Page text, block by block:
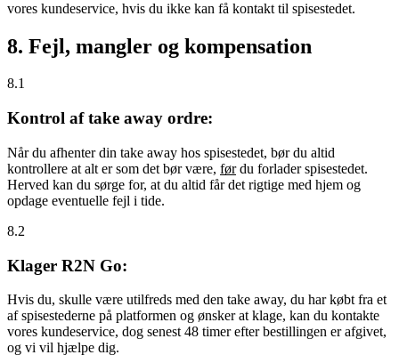
vores kundeservice, hvis du ikke kan få kontakt til spisestedet.
8. Fejl, mangler og kompensation
8.1
Kontrol af take away ordre:
Når du afhenter din take away hos spisestedet, bør du altid
kontrollere at alt er som det bør være, førdu forlader spisestedet.
Herved kan du sørge for, at du altid får det rigtige med hjem og
opdage eventuelle fejl i tide.
8.2
Klager R2N Go:
Hvis du, skulle være utilfreds med den take away, du har købt fra et
af spisestederne på platformen og ønsker at klage, kan du kontakte
vores kundeservice, dog senest 48 timer efter bestillingen er afgivet,
og vi vil hjælpe dig.